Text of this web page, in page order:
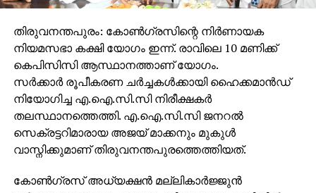
തിരുവനന്തപുരം: കോണ്‍ഗ്രസിന്റെ നിര്‍ണായക
നിയമസഭാ കക്ഷി യോഗം ഇന്ന്. രാവിലെ 10 മണിക്ക്
കെപിസിസി ആസ്ഥാനത്താണ് യോഗം.
സര്‍ക്കാര്‍ രൂപീകരണ ചര്‍ച്ചകള്‍ക്കായി ഹൈക്കമാന്‍ഡ്
നിയോഗിച്ച എ.ഐ.സി.സി നിരീക്ഷകര്‍
തലസ്ഥാനത്തെത്തി. എ.ഐ.സി.സി ജനറല്‍
സെക്രട്ടറിമാരായ അജയ് മാക്കനും മുകുള്‍
വാസ്നിക്കുമാണ് തിരുവനന്തപുരത്തെത്തിയത്.
കോണ്‍ഗ്രസ് അധ്യക്ഷന്‍ മല്ലികാര്‍ജ്ജുന്‍